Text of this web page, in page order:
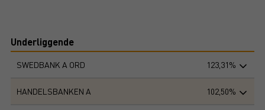
Underliggende
SWEDBANK A ORD 123,31%
HANDELSBANKEN A 102,50%